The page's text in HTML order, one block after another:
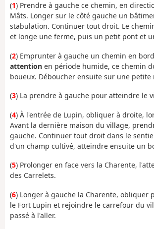
(1) Prendre à gauche ce chemin, en
Mâts. Longer sur le côté gauche un
stabulation. Continuer tout droit. Le
et longe une ferme, puis un petit pont et
(2) Emprunter à gauche un chemin en
attention en période humide, ce chemin
boueux. Déboucher ensuite sur une
(3) La prendre à gauche pour atteindre le
(4) À l'entrée de Lupin, obliquer à droite,
Avant la dernière maison du village,
gauche. Continuer tout droit dans le
d'un champ cultivé, atteindre ensuite un
(5) Prolonger en face vers la Charente,
des Carrelets.
(6) Longer à gauche la Charente, obliquer
le Fort Lupin et rejoindre le carrefour du
passé à l'aller.